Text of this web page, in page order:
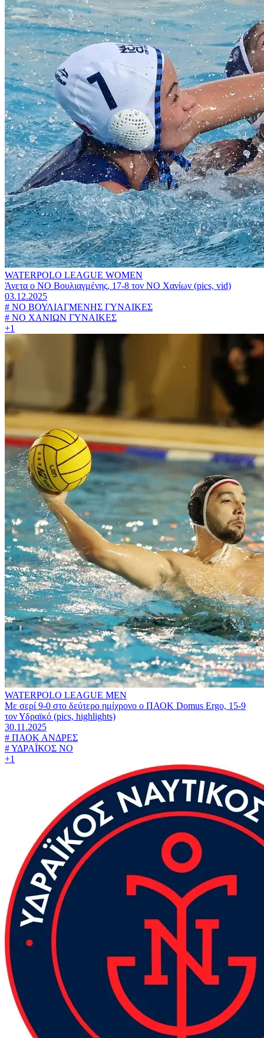
WATERPOLO LEAGUE WOMEN
Άνετα ο ΝΟ Βουλιαγμένης, 17-8 τον ΝΟ Χανίων (pics, vid)
03.12.2025
# ΝΟ ΒΟΥΛΙΑΓΜΕΝΗΣ ΓΥΝΑΙΚΕΣ
# ΝΟ ΧΑΝΙΩΝ ΓΥΝΑΙΚΕΣ
+1
WATERPOLO LEAGUE MEN
Με σερί 9-0 στο δεύτερο ημίχρονο ο ΠΑΟΚ Domus Εrgo, 15-9
τον Υδραϊκό (pics, highlights)
30.11.2025
# ΠΑΟΚ ΑΝΔΡΕΣ
#ΥΔΡΑΪΚΟΣ ΝΟ
+1